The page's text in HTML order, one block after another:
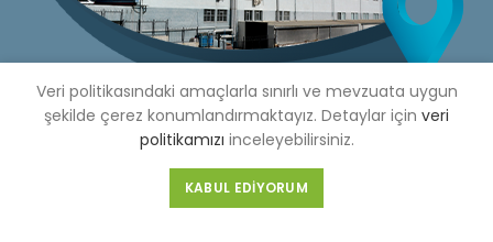
Copyright © 2020 Çetinkaya Pano |Çetinkaya Pano Fiyat
Veri politikasındaki amaçlarla sınırlı ve mevzuata uygun
şekilde çerez konumlandırmaktayız. Detaylar için veri
politikamızı inceleyebilirsiniz.
KABUL EDIYORUM